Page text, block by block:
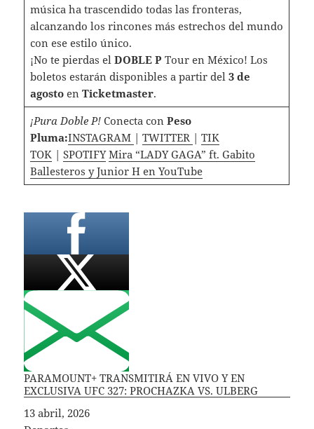
música ha trascendido todas las fronteras,
alcanzando los rincones más estrechos del mundo
con ese estilo único.
¡No te pierdas el DOBLE P Tour en México! Los
boletos estarán disponibles a partir del 3 de
agostoen Ticketmaster.
¡Pura Doble P!Conecta con Peso
Pluma:INSTAGRAM | TWITTER | TIK
TOK | SPOTIFY Mira “LADY GAGA” ft. Gabito
Ballesteros y Junior H en YouTube
PARAMOUNT+ TRANSMITIRÁ EN VIVO Y EN
EXCLUSIVA UFC 327: PROCHAZKA VS. ULBERG
Fecha
13 abril, 2026